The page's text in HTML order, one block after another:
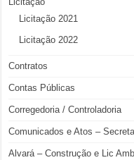
Licitação 2021
Licitação 2022
Contratos
Contas Públicas
Corregedoria / Controladoria
Comunicados e Atos –
Alvará – Construção e Lic